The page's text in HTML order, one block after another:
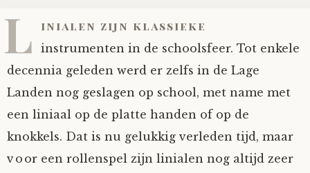
Wie zijn we?
Het Biechthokje
Nieuw op de site
Woordenboek
De hele kast
Adventskalenders
Alternatieve straffen
Instrumenten
HD-Archief
Het hele archief
Hoe geef je?
Hoe krijg je?
Alle verhalen
Verhalen van De Leeshoek
Polls
Averechts
L inialen zijn klassieke
instrumenten in de schoolsfeer. Tot enkele
decennia geleden werd er zelfs in de Lage
Landen nog geslagen op school, met name met
een liniaal op de platte handen of op de
knokkels. Dat is nu gelukkig verleden tijd, maar
voor een rollenspel zijn linialen nog altijd zeer